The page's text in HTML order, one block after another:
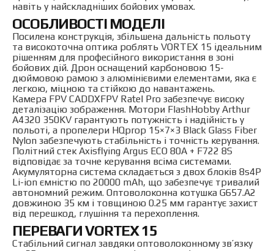
навіть у найскладніших бойових умовах.
ОСОБЛИВОСТІ МОДЕЛІ
Посилена конструкція, збільшена дальність польоту
та високоточна оптика роблять VORTEX 15 ідеальним
рішенням для професійного використання в зоні
бойових дій. Дрон оснащений карбоновою 15-
дюймовою рамою з алюмінієвими елементами, яка є
легкою, міцною та стійкою до навантажень.
Камера FPV CADDXFPV Ratel Pro забезпечує високу
деталізацію зображення. Мотори FlashHobby Arthur
A4320 350KV гарантують потужність і надійність у
польоті, а пропелери HQprop 15×7×3 Black Glass Fiber
Nylon забезпечують стабільність і точність керування.
Політний стек Axisflying Argus ECO 80A + F722 8S
відповідає за точне керування всіма системами.
Акумуляторна система складається з двох блоків 8s4P
Li-ion ємністю по 20000 mAh, що забезпечує тривалий
автономний режим. Оптоволоконна котушка G657.А2
довжиною 35 км і товщиною 0.25 мм гарантує захист
від перешкод, глушіння та перехоплення.
ПЕРЕВАГИ VORTEX 15
Стабільний сигнал завдяки оптоволоконному зв’язку